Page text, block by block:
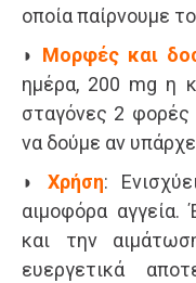
οποία παίρνουμε
◗ Μορφές και
ημέρα, 200 mg η
σταγόνες 2 φορές
να δούμε αν
◗ Χρήση:
αιμοφόρα αγγεία.
και την
ευεργετικά